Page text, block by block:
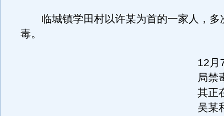
临城镇学田村以许某为首的一家人，多
毒。
12月
局禁
其正
吴某